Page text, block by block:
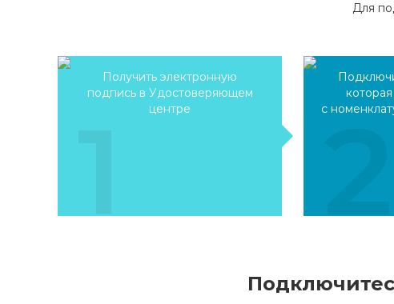
Для
Получить электронную
подпись в Удостоверяющем
центре
с